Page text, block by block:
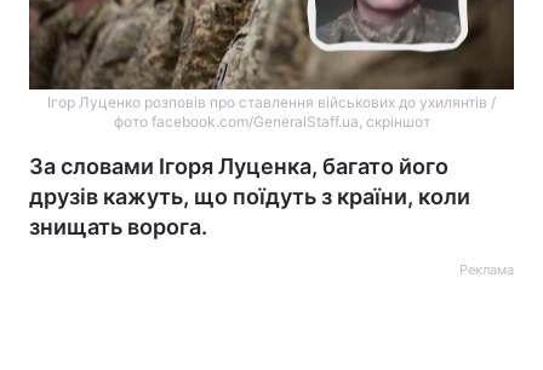
Ігор Луценко розповів про ставлення військових до ухилянтів /
фото facebook.com/GeneralStaff.ua, скріншот
За словами Ігоря Луценка, багато його
друзів кажуть, що поїдуть з країни, коли
знищать ворога.
Реклама